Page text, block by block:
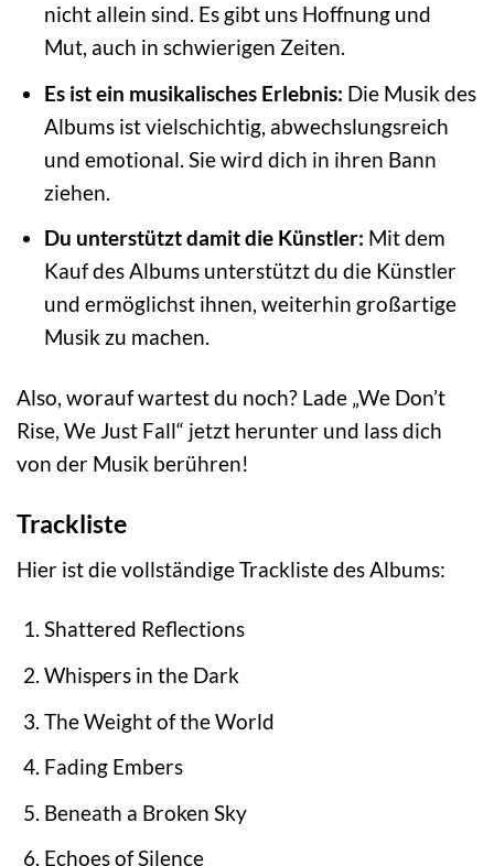
nicht allein sind. Es gibt uns Hoffnung und
Mut, auch in schwierigen Zeiten.
Es ist ein musikalisches Erlebnis: Die Musik des
Albums ist vielschichtig, abwechslungsreich
und emotional. Sie wird dich in ihren Bann
ziehen.
Du unterstützt damit die Künstler: Mit dem
Kauf des Albums unterstützt du die Künstler
und ermöglichst ihnen, weiterhin großartige
Musik zu machen.
Also, worauf wartest du noch? Lade „We Don’t
Rise, We Just Fall“ jetzt herunter und lass dich
von der Musik berühren!
Trackliste
Hier ist die vollständige Trackliste des Albums:
Shattered Reflections
Whispers in the Dark
The Weight of the World
Fading Embers
Beneath a Broken Sky
Echoes of Silence